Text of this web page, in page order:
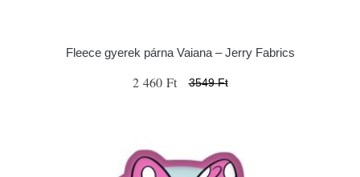
Fleece gyerek párna Vaiana – Jerry Fabrics
2 460 Ft 3549 Ft